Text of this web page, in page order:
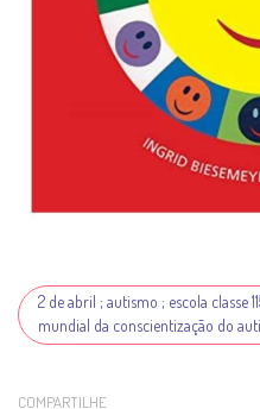
2 de abril ; autismo ; escola classe
mundial da conscientização do
COMPARTILHE